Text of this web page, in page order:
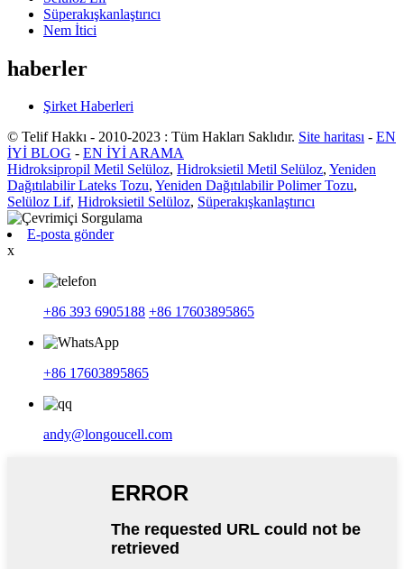
Süperakışkanlaştırıcı
Nem İtici
haberler
Şirket Haberleri
© Telif Hakkı - 2010-2023 : Tüm Hakları Saklıdır. Site haritası - EN
İYİ BLOG - EN İYİ ARAMA
Hidroksipropil Metil Selüloz, Hidroksietil Metil Selüloz, Yeniden
Dağıtılabilir Lateks Tozu, Yeniden Dağıtılabilir Polimer Tozu,
Selüloz Lif, Hidroksietil Selüloz, Süperakışkanlaştırıcı
E-posta gönder
x
+86 393 6905188 +86 17603895865
+86 17603895865
andy@longoucell.com